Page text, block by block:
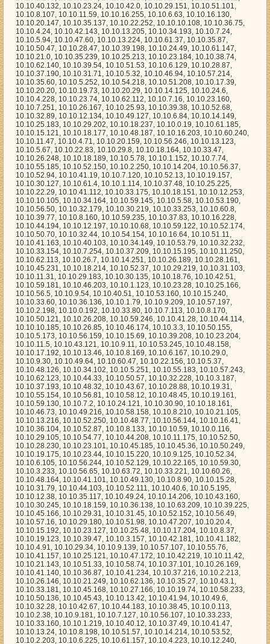
10.9.11, 10.10.53.245, 10.10.48.158, 10.10.17.192, 10.10.13.46, 10.10.8.169, 10.10.6.167, 10.10.29.0, 10.10.9.30, 10.10.49.64, 10.10.60.47, 10.10.22.156, 10.10.5.37, 10.10.48.126, 10.10.34.102, 10.10.5.251, 10.10.55.183, 10.10.57.243, 10.10.62.123, 10.10.44.33, 10.10.50.57, 10.10.32.228, 10.10.3.187, 10.10.37.193, 10.10.48.32, 10.10.43.67, 10.10.28.88, 10.10.19.31, 10.10.55.154, 10.10.56.81, 10.10.58.12, 10.10.48.45, 10.10.19.161, 10.10.59.130, 10.10.7.2, 10.10.24.121, 10.10.30.90, 10.10.18.161, 10.10.46.73, 10.10.49.216, 10.10.58.158, 10.10.8.210, 10.10.21.105, 10.10.13.216, 10.10.52.250, 10.10.48.77, 10.10.56.144, 10.10.16.41, 10.10.36.104, 10.10.52.87, 10.10.8.133, 10.10.10.59, 10.10.0.116, 10.10.29.105, 10.10.54.77, 10.10.44.208, 10.10.11.175, 10.10.52.50, 10.10.28.230, 10.10.23.101, 10.10.45.185, 10.10.45.36, 10.10.50.249, 10.10.19.175, 10.10.23.44, 10.10.15.220, 10.10.9.125, 10.10.52.34, 10.10.6.105, 10.10.56.244, 10.10.52.129, 10.10.22.165, 10.10.59.30, 10.10.3.233, 10.10.56.65, 10.10.63.72, 10.10.33.221, 10.10.60.26, 10.10.48.164, 10.10.41.101, 10.10.49.130, 10.10.8.90, 10.10.15.28, 10.10.31.79, 10.10.44.103, 10.10.52.111, 10.10.40.6, 10.10.5.195, 10.10.12.38, 10.10.35.117, 10.10.49.24, 10.10.14.206, 10.10.43.160, 10.10.30.245, 10.10.18.159, 10.10.36.138, 10.10.63.209, 10.10.39.225, 10.10.45.166, 10.10.29.31, 10.10.31.45, 10.10.52.152, 10.10.56.49, 10.10.57.16, 10.10.29.180, 10.10.51.98, 10.10.47.207, 10.10.20.4, 10.10.15.192, 10.10.23.127, 10.10.25.48, 10.10.17.204, 10.10.8.37, 10.10.19.123, 10.10.39.47, 10.10.3.157, 10.10.42.181, 10.10.41.182, 10.10.4.91, 10.10.29.34, 10.10.9.139, 10.10.57.107, 10.10.55.76, 10.10.41.157, 10.10.25.121, 10.10.47.172, 10.10.42.219, 10.10.11.42, 10.10.21.143, 10.10.51.33, 10.10.58.74, 10.10.37.101, 10.10.26.169, 10.10.41.140, 10.10.36.87, 10.10.41.234, 10.10.37.216, 10.10.2.213, 10.10.26.146, 10.10.21.249, 10.10.62.136, 10.10.35.27, 10.10.43.1, 10.10.33.181, 10.10.45.168, 10.10.27.166, 10.10.19.74, 10.10.58.233, 10.10.50.136, 10.10.45.43, 10.10.13.42, 10.10.41.94, 10.10.49.6, 10.10.32.28, 10.10.42.67, 10.10.44.183, 10.10.38.45, 10.10.0.113, 10.10.2.38, 10.10.9.181, 10.10.7.127, 10.10.56.107, 10.10.33.233, 10.10.33.160, 10.10.1.219, 10.10.40.12, 10.10.37.49, 10.10.41.47, 10.10.13.24, 10.10.8.198, 10.10.51.57, 10.10.14.214, 10.10.53.52, 10.10.2.203, 10.10.6.225, 10.10.61.157, 10.10.4.223, 10.10.12.240, 10.10.21.13, 10.10.4.207, 10.10.62.183, 10.10.30.230, 10.10.54.3, 10.10.42.162, 10.10.3.156, 10.10.40.217, 10.10.3.37, 10.10.53.27, 10.10.26.173, 10.10.10.165, 10.10.8.180, 10.10.23.21, 10.10.46.63, 10.10.24.112, 10.10.8.6, 10.10.13.132, 10.10.29.74, 10.10.50.161, 10.10.58.240, 10.10.50.106, 10.10.46.46, 10.10.23.88, 10.10.62.110, 10.10.27.239, 10.10.62.194, 10.10.44.190, 10.10.59.138, 10.10.7.14, 10.10.23.203, 10.10.15.247, 10.10.20.177, 10.10.52.140, 10.10.26.159, 10.10.50.247, 10.10.38.191, 10.10.41.246, 10.10.17.126, 10.10.25.22, 10.10.32.38, 10.10.39.185, 10.10.34.62, 10.10.21.21, 10.10.54.149, 10.10.46.125, 10.10.0.170, 10.10.5.155, 10.10.24.149, 10.10.13.230, 10.10.49.142, 10.10.14.140, 10.10.52.15, 10.10.60.57, 10.10.50.108, 10.10.59.194, 10.10.63.225, 10.10.5.28, 10.10.31.115, 10.10.20.223, 10.10.12.205, 10.10.14.90, 10.10.46.149, 10.10.26.154, 10.10.46.104, 10.10.3.214, 10.10.49.204, 10.10.29.96, 10.10.40.130, 10.10.2.252, 10.10.49.57, 10.10.41.88, 10.10.2.5, 10.10.15.144, 10.10.50.35, 10.10.34.126, 10.10.50.61, 10.10.51.233, 10.10.18.5, 10.10.31.27, 10.10.14.48, 10.10.28.146, 10.10.9.13, 10.10.23.26, 10.10.15.177, 10.10.32.149, 10.10.30.2, 10.10.35.88, 10.10.30.150, 10.10.28.116, 10.10.28.205, 10.10.22.11, 10.10.5.8, 10.10.33.135, 10.10.39.53, 10.10.28.243, 10.10.51.93, 10.10.60.43, 10.10.2.94, 10.10.20.142, 10.10.61.66, 10.10.37.148, 10.10.10.250, 10.10.49.50, 10.10.37.102, 10.10.35.241, 10.10.34.87, 10.10.6.106, 10.10.56.236, 10.10.11.145, 10.10.23.158, 10.10.33.95, 10.10.21.250, 10.10.39.83, 10.10.52.199, 10.10.42.165, 10.10.22.176, 10.10.31.40, 10.10.8.51, 10.10.63.66, 10.10.11.210, 10.10.5.111, 10.10.34.139, 10.10.38.75, 10.10.14.177, 10.10.41.110, 10.10.12.232, 10.10.29.76, 10.10.46.123, 10.10.42.250, 10.10.52.116, 10.10.28.101, 10.10.42.39, 10.10.45.78, 10.10.62.174, 10.10.27.120, 10.10.2.55, 10.10.13.15, 10.10.11.95, 10.10.43.122, 10.10.36.20, 10.10.0.225, 10.10.33.96, 10.10.57.187, 10.10.12.234, 10.10.33.117, 10.10.30.228, 10.10.46.19, 10.10.41.80, 10.10.5.42, 10.10.0.24, 10.10.21.213, 10.10.61.188, 10.10.56.248, 10.10.14.95, 10.10.3.11, 10.10.29.72, 10.10.36.232, 10.10.9.155, 10.10.50.175, 10.10.18.125, 10.10.40.213, 10.10.21.76, 10.10.15.229, 10.10.17.244, 10.10.50.53, 10.10.27.213, 10.10.26.22, 10.10.38.55, 10.10.53.249, 10.10.54.254, 10.10.17.88, 10.10.27.124, 10.10.47.241, 10.10.30.81, 10.10.10.238, 10.10.38.37, 10.10.11.17, 10.10.12.239, 10.10.60.74, 10.10.8.166, 10.10.35.70, 10.10.44.4, 10.10.48.33, 10.10.52.173, 10.10.39.137, 10.10.15.154, 10.10.5.44, 10.10.38.91, 10.10.8.43, 10.10.51.202, 10.10.9.246, 10.10.41.186, 10.10.27.20, 10.10.7.141, 10.10.22.33, 10.10.48.62, 10.10.58.103, 10.10.62.118, 10.10.33.242, 10.10.17.48, 10.10.0.96, 10.10.39.116, 10.10.3.4, 10.10.9.20, 10.10.54.148, 10.10.54.126, 10.10.32.104, 10.10.58.43, 10.10.18.201, 10.10.10.131, 10.10.17.62, 10.10.1.140, 10.10.57.182, 10.10.62.17, 10.10.61.176, 10.10.52.42, 10.10.34.213, 10.10.61.242, 10.10.57.241, 10.10.46.202, 10.10.53.87, 10.10.45.201, 10.10.54.227, 10.10.2.125, 10.10.37.96, 10.10.22.95, 10.10.0.214, 10.10.51.69, 10.10.59.202, 10.10.1.71, 10.10.15.34, 10.10.31.114, 10.10.37.35, 10.10.0.87, 10.10.58.23, 10.10.0.64, 10.10.36.71, 10.10.54.163, 10.10.54.171, 10.10.16.93, 10.10.31.65, 10.10.7.66, 10.10.31.225, 10.10.40.220, 10.10.21.147, 10.10.47.106, 10.10.38.53, 10.10.61.244, 10.10.19.250, 10.10.0.45, 10.10.58.90, 10.10.45.195, 10.10.63.2, 10.10.47.56, 10.10.24.5, 10.10.5.203, 10.10.56.32, 10.10.42.109, 10.10.40.3, 10.10.47.221, 10.10.62.51, 10.10.34.132, 10.10.56.92, 10.10.32.168, 10.10.59.136, 10.10.56.201, 10.10.12.152, 10.10.17.227, 10.10.41.139, 10.10.57.242, 10.10.56.35, 10.10.53.144, 10.10.2.3, 10.10.25.99, 10.10.41.8, 10.10.56.68, 10.10.2.228, 10.10.35.68, 10.10.1.0, 10.10.35.238, 10.10.52.4, 10.10.11.108, 10.10.54.158, 10.10.16.84, 10.10.48.113, 10.10.21.206, 10.10.33.20, 10.10.6.104, 10.10.41.189, 10.10.23.75, 10.10.21.110, 10.10.25.41, 10.10.60.75, 10.10.46.147, 10.10.54.113, 10.10.14.155, 10.10.43.42, 10.10.47.102, 10.10.28.117, 10.10.41.223, 10.10.16.103, 10.10.20.135, 10.10.45.61, 10.10.20.2, 10.10.18.137, 10.10.1.185, 10.10.23.10, 10.10.30.148, 10.10.50.190, 10.10.53.53, 10.10.50.233, 10.10.43.49, 10.10.48.67, 10.10.61.180, 10.10.10.132, 10.10.51.147, 10.10.5.187, 10.10.29.1, 10.10.10.151, 10.10.22.34, 10.10.2.240, 10.10.46.100, 10.10.42.225, 10.10.14.3, 10.10.50.188, 10.10.57.205, 10.10.39.212, 10.10.32.124, 10.10.7.99, 10.10.55.187, 10.10.46.151, 10.10.54.64, 10.10.1.77, 10.10.48.161, 10.10.45.199, 10.10.16.42, 10.10.16.179, 10.10.20.229, 10.10.48.222, 10.10.58.170, 10.10.56.6, 10.10.50.200, 10.10.20.180, 10.10.34.194, 10.10.29.189, 10.10.2.8, 10.10.34.225, 10.10.49.128, 10.10.8.29, 10.10.28.121, 10.10.41.39, 10.10.16.187, 10.10.47.54, 10.10.36.224, 10.10.13.44, 10.10.12.175, 10.10.26.44, 10.10.63.159, 10.10.7.19, 10.10.47.4, 10.10.22.118, 10.10.33.16, 10.10.11.190, 10.10.24.242, 10.10.15.102, 10.10.19.196, 10.10.9.14, 10.10.54.156, 10.10.28.35, 10.10.39.186, 10.10.50.86, 10.10.0.110, 10.10.4.35, 10.10.12.87, 10.10.0.20, 10.10.24.42, 10.10.4.109, 10.10.9.75, 10.10.26.147, 10.10.20.50, 10.10.56.229, 10.10.13.251, 10.10.58.200, 10.10.23.27, 10.10.58.1, 10.10.3.213, 10.10.29.225, 10.10.39.55, 10.10.1.80, 10.10.11.15, 10.10.12.235, 10.10.59.23, 10.10.7.142, 10.10.56.207, 10.10.14.188, 10.10.26.4, 10.10.57.155, 10.10.56.129, 10.10.32.165, 10.10.18.192, 10.10.6.231, 10.10.31.218, 10.10.8.116, 10.10.40.79, 10.10.37.191, 10.10.24.173, 10.10.58.202, 10.10.33.119, 10.10.29.67, 10.10.51.5, 10.10.16.48, 10.10.1.83, 10.10.53.186, 10.10.46.236, 10.10.5.167, 10.10.34.84, 10.10.0.0, 10.10.25.51, 10.10.50.240, 10.10.11.90, 10.10.62.37, 10.10.3.232, 10.10.12.160, 10.10.42.179, 10.10.18.61, 10.10.4.212, 10.10.30.78, 10.10.59.90, 10.10.24.224, 10.10.17.73, 10.10.43.70, 10.10.48.12, 10.10.54.125, 10.10.4.82, 10.10.63.218, 10.10.37.167, 10.10.3.117, 10.10.26.16, 10.10.48.120, 10.10.2.186, 10.10.34.7, 10.10.59.51, 10.10.48.7, 10.10.57.68, 10.10.22.160, 10.10.25.103, 10.10.55.150, 10.10.60.192, 10.10.23.230, 10.10.30.196, 10.10.52.113, 10.10.18.119, 10.10.60.244, 10.10.4.181, 10.10.24.94, 10.10.56.87, 10.10.6.120, 10.10.31.119, 10.10.9.251, 10.10.42.30, 10.10.2.7, 10.10.62.150, 10.10.54.196, 10.10.37.164, 10.10.61.38, 10.10.23.129, 10.10.45.31, 10.10.10.203, 10.10.36.233, 10.10.31.158, 10.10.6.137, 10.10.38.255, 10.10.37.162, 10.10.43.65, 10.10.63.34, 10.10.29.5, 10.10.49.193, 10.10.0.196, 10.10.52.3, 10.10.38.59, 10.10.13.128, 10.10.36.179, 10.10.31.82, 10.10.43.134, 10.10.5.166, 10.10.17.165, 10.10.53.110, 10.10.7.36, 10.10.53.219, 10.10.57.56, 10.10.7.31, 10.10.53.88, 10.10.35.95, 10.10.23.109, 10.10.56.147, 10.10.47.101, 10.10.28.152, 10.10.6.43, 10.10.28.41, 10.10.9.127, 10.10.18.249, 10.10.24.122, 10.10.50.44, 10.10.19.187, 10.10.56.254, 10.10.24.80, 10.10.16.157, 10.10.15.5, 10.10.7.100, 10.10.28.207, 10.10.35.6, 10.10.1.121, 10.10.42.180, 10.10.9.70, 10.10.55.242, 10.10.7.0, 10.10.22.28, 10.10.19.236, 10.10.44.140, 10.10.8.35, 10.10.48.119, 10.10.43.97, 10.10.60.234, 10.10.9.85, 10.10.46.52, 10.10.53.185, 10.10.48.42, 10.10.52.32, 10.10.33.86, 10.10.52.175, 10.10.41.96, 10.10.16.85, 10.10.59.223, 10.10.58.86, 10.10.20.75, 10.10.42.80, 10.10.61.154, 10.10.60.226, 10.10.2.237, 10.10.58.198, 10.10.60.196, 10.10.33.89, 10.10.43.232, 10.10.10.37, 10.10.2.244, 10.10.49.69, 10.10.16.226, 10.10.17.17, 10.10.6.123, 10.10.53.214, 10.10.56.253, 10.10.63.216, 10.10.61.243, 10.10.23.219, 10.10.13.237, 10.10.6.236, 10.10.31.73, 10.10.8.53, 10.10.55.207, 10.10.52.236, 10.10.50.172, 10.10.38.133, 10.10.2.51, 10.10.4.103, 10.10.46.232, 10.10.62.152, 10.10.60.107, 10.10.61.107, 10.10.63.187,